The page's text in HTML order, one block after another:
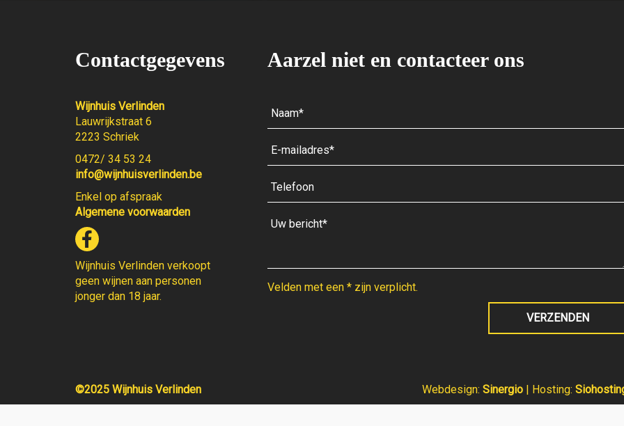
Contactgegevens
Wijnhuis Verlinden
Lauwrijkstraat 6
2223 Schriek
0472/ 34 53 24
info@wijnhuisverlinden.be
Enkel op afspraak
Algemene voorwaarden
Wijnhuis Verlinden verkoopt
geen wijnen aan personen
jonger dan 18 jaar.
Aarzel niet en contacteer ons
Velden met een * zijn verplicht.
©2025 Wijnhuis Verlinden Webdesign: Sinergio | Hosting: